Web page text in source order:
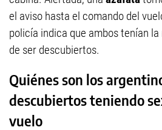
el aviso hasta el comando del
policía indica que ambos tenían
de ser descubiertos.
Quiénes son los
descubiertos teniendo
vuelo